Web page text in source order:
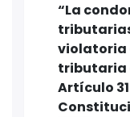
“La
violatoria
tributaria
Artículo